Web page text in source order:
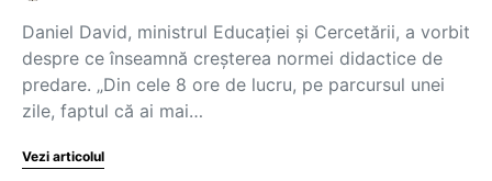
Daniel David, ministrul Educației și Cercetării, a vorbit
despre ce înseamnă creșterea normei didactice de
predare. „Din cele 8 ore de lucru, pe parcursul unei
zile, faptul că ai mai…
Vezi articolul